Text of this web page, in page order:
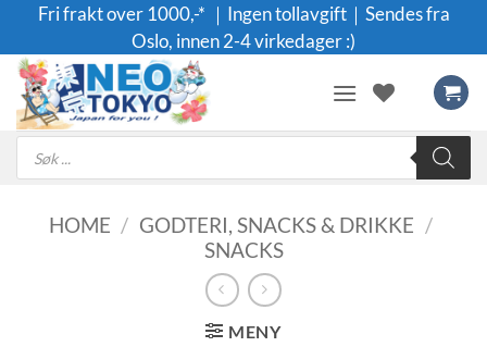
content
Fri frakt over 1000,-* ｜Ingen tollavgift｜Sendes fra
Oslo, innen 2-4 virkedager :)
Products
search
HOME / GODTERI, SNACKS & DRIKKE /
SNACKS
MENY